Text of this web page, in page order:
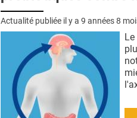
Actualité publiée il y a 9 années 8